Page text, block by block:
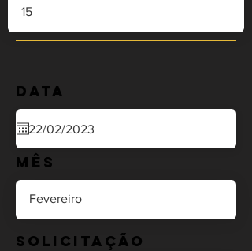
Data
Mês
Solicitação